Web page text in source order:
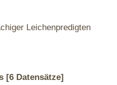
Leichenpredigten
[6 Datensätze]